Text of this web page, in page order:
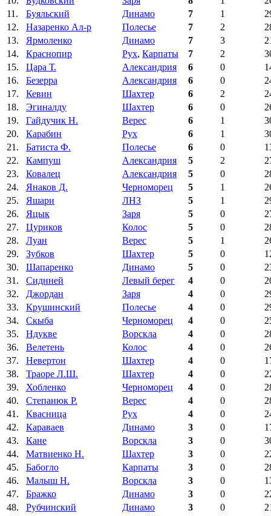
11.
Буяльский Динамо 7 1
12.
Назаренко Ал-р Полесье 7 2
13.
Ярмоленко Динамо 7 3
14.
Краснопир Рух, Карпаты 7 2
15.
Цара Т. Александрия 6 0
16.
Безерра Александрия 6 0
17.
Кевин Шахтер 6 2
18.
Эгиналду Шахтер 6 0
19.
Гайдучик Н. Верес 6 1
20.
Карабин Рух 6 1
21.
Батиста Ф. Полесье 6 0
22.
Кампуш Александрия 5 2
23.
Ковалец Александрия 5 0
24.
Янаков Д. Черноморец 5 1
25.
Яшари ЛНЗ 5 1
26.
Яцык Заря 5 0
27.
Цуриков Колос 5 0
28.
Луан Верес 5 1
29.
Зубков Шахтер 5 0
30.
Шапаренко Динамо 5 0
31.
Сиднней Левый берег 4 0
32.
Джордан Заря 4 0
33.
Крушинский Полесье 4 0
34.
Скыба Черноморец 4 0
35.
Ндукве Ворскла 4 0
36.
Велетень Колос 4 0
37.
Невертон Шахтер 4 0
38.
Траоре Л.Ш. Шахтер 4 0
39.
Хобленко Черноморец 4 0
40.
Степанюк Р. Верес 4 0
41.
Квасница Рух 4 0
42.
Караваев Динамо 3 0
43.
Кане Ворскла 3 0
44.
Матвиенко Н. Шахтер 3 0
45.
Бабогло Карпаты 3 0
46.
Малыш Н. Ворскла 3 0
47.
Бражко Динамо 3 0
48.
Рубчинский Динамо 3 0